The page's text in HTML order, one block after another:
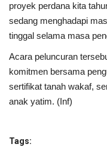
proyek perdana kita
sedang menghadapi
tinggal selama masa
Acara peluncuran
komitmen bersama
sertifikat tanah wakaf,
anak yatim. (Inf)
Tags: